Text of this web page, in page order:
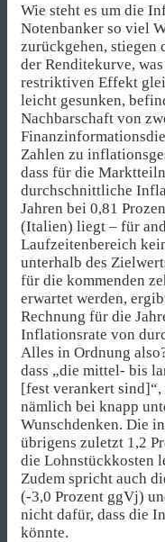
Wie steht es um die
Notenbanker so viel
zurückgehen, stiegen
der Renditekurve,
restriktiven Effekt
leicht gesunken,
Nachbarschaft von
Zahlen zu
dass für die
durchschnittliche
Jahren bei 0,81
(Italien) liegt – für
Laufzeitenbereich
unterhalb des
für die kommenden
erwartet werden,
Rechnung für die
Inflationsrate von
Alles in Ordnung
dass „die mittel- bis
[fest verankert
nämlich bei knapp
Wunschdenken. Die
übrigens zuletzt 1,2
die Lohnstückkosten
Zudem spricht auch
(-3,0 Prozent ggVj)
nicht dafür, dass die
könnte.